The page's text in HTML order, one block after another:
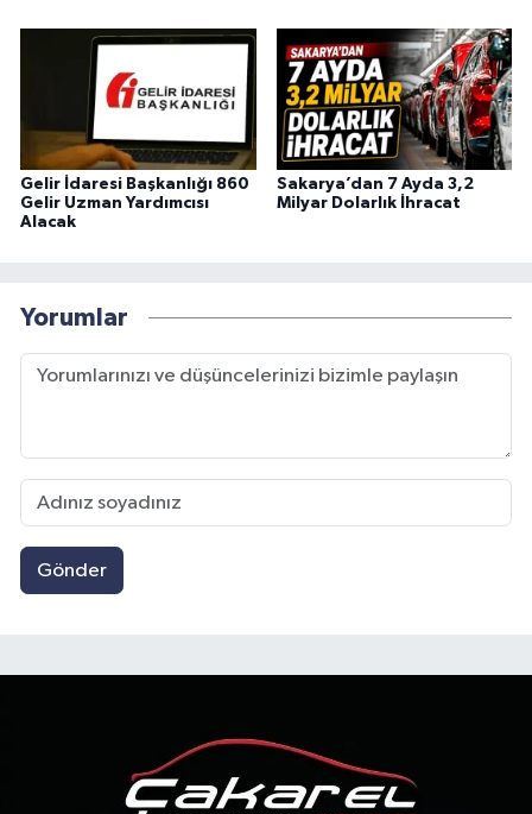
Gelir İdaresi Başkanlığı 860
Gelir Uzman Yardımcısı
Alacak
Sakarya’dan 7 Ayda 3,2
Milyar Dolarlık İhracat
Yorumlar
Gönder